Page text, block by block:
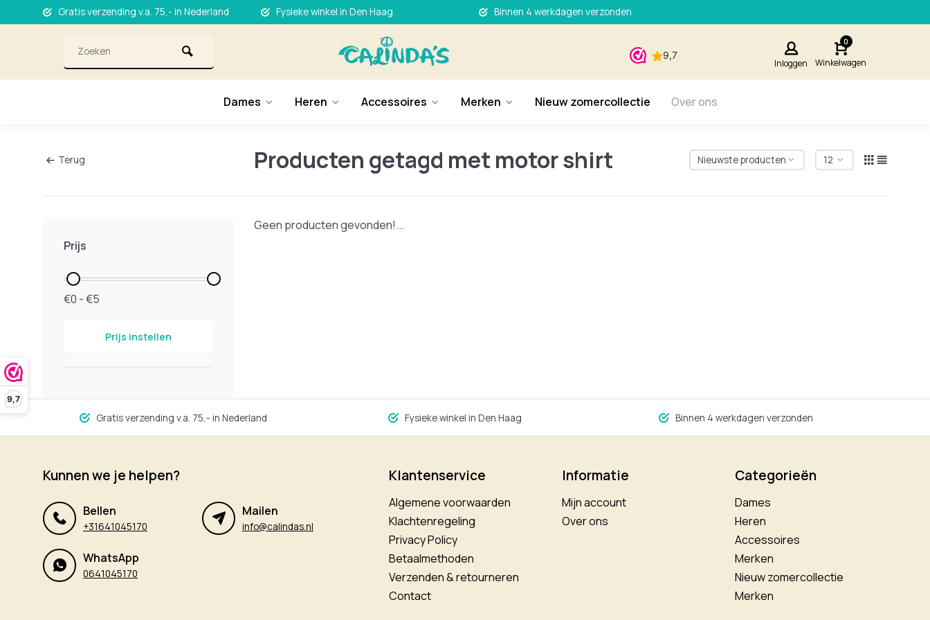
9,7
Gratis verzending v.a. 75,- in Nederland Fysieke winkel in Den Haag Binnen 4 werkdagen verzonden
Inloggen
0
Winkelwagen
Dames Heren Accessoires Merken Nieuw zomercollectie Over ons
Terug Producten getagd met motor shirt
Prijs
€0 - €5
Prijs instellen
Geen producten gevonden!...
Gratis verzending v.a. 75,- in Nederland Fysieke winkel in Den Haag Binnen 4 werkdagen verzonden
Kunnen we je helpen?
Bellen
+31641045170
Mailen
info@calindas.nl
WhatsApp
0641045170
Klantenservice
Algemene voorwaarden
Klachtenregeling
Privacy Policy
Betaalmethoden
Verzenden & retourneren
Contact
Informatie
Mijn account
Over ons
Categorieën
Dames
Heren
Accessoires
Merken
Nieuw zomercollectie
Merken